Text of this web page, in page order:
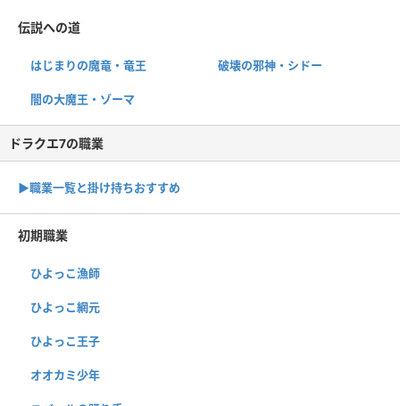
伝説への道
はじまりの魔竜・竜王 破壊の邪神・シドー
闇の大魔王・ゾーマ
ドラクエ7の職業
▶︎職業一覧と掛け持ちおすすめ
初期職業
ひよっこ漁師
ひよっこ網元
ひよっこ王子
オオカミ少年